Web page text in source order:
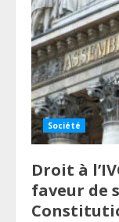
Société
Droit à
faveur de